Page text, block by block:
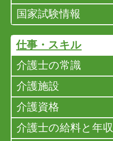
国家試験情報
仕事・スキル
介護士の常識
介護施設
介護資格
介護士の給料と年収